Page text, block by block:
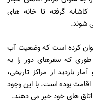
گرفته تا خانه های
شوند.
کرده است که وضعیت آب
طوری که سفرهای دور را به
بازدید از مراکز تاریخی،
بوده است. با این وجود
های خود خبر می دهند.